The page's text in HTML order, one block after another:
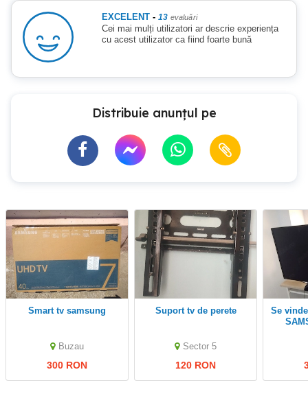
EXCELENT - 13 evaluări
Cei mai mulți utilizatori ar descrie experiența
cu acest utilizator ca fiind foarte bună
Distribuie anunțul pe
smart tv samsung
Buzau
300 RON
suport tv de perete
Sector 5
120 RON
Se vinde Televizor marca